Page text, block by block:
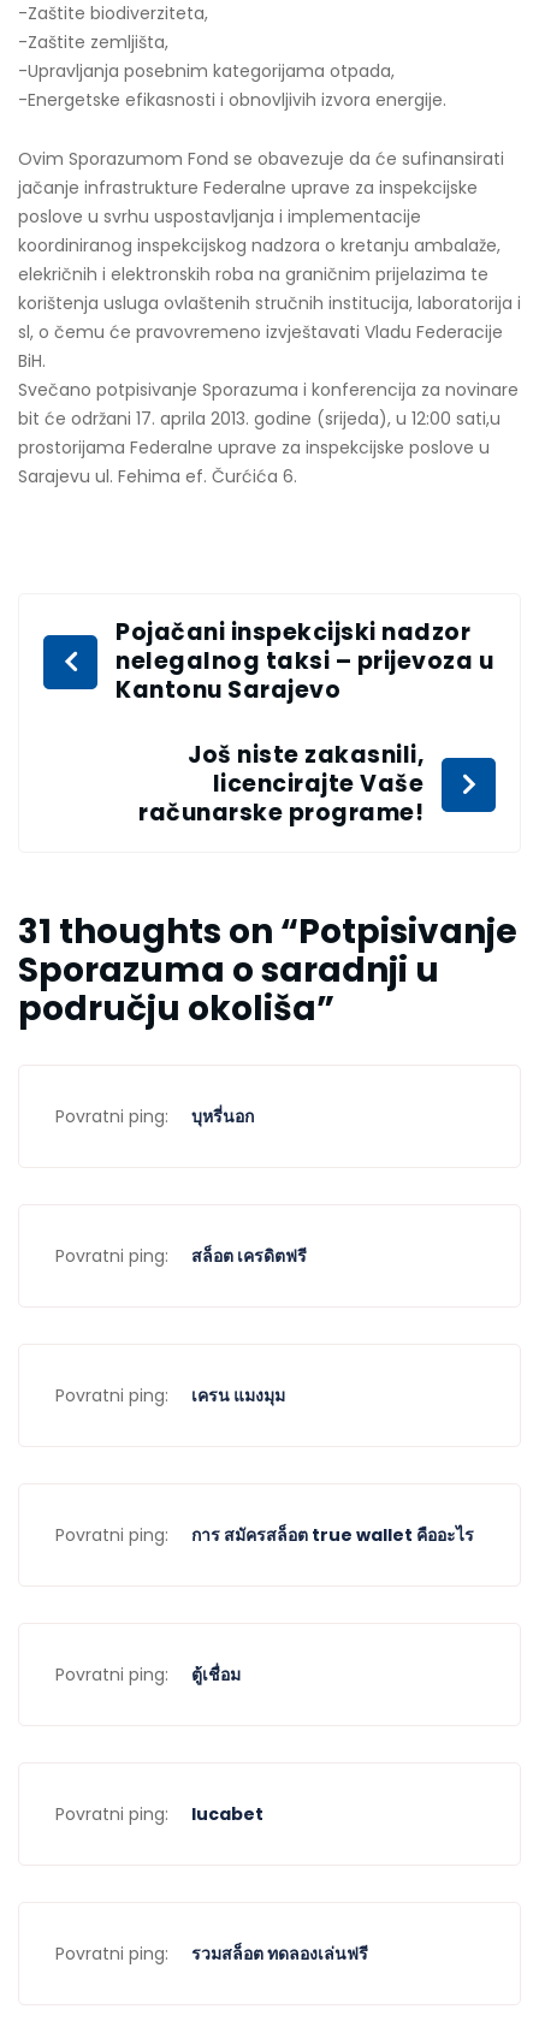
-Zaštite biodiverziteta,
-Zaštite zemljišta,
-Upravljanja posebnim kategorijama otpada,
-Energetske efikasnosti i obnovljivih izvora energije.
Ovim Sporazumom Fond se obavezuje da će sufinansirati
jačanje infrastrukture Federalne uprave za inspekcijske
poslove u svrhu uspostavljanja i implementacije
koordiniranog inspekcijskog nadzora o kretanju ambalaže,
elekričnih i elektronskih roba na graničnim prijelazima te
korištenja usluga ovlaštenih stručnih institucija, laboratorija i
sl, o čemu će pravovremeno izvještavati Vladu Federacije
BiH.
Svečano potpisivanje Sporazuma i konferencija za novinare
bit će održani 17. aprila 2013. godine (srijeda), u 12:00 sati,u
prostorijama Federalne uprave za inspekcijske poslove u
Sarajevu ul. Fehima ef. Čurćića 6.
Pojačani inspekcijski nadzor
nelegalnog taksi – prijevoza u
Kantonu Sarajevo
Još niste zakasnili,
licencirajte Vaše
računarske programe!
31 thoughts on “Potpisivanje
Sporazuma o saradnji u
području okoliša”
Povratni ping: บุหรี่นอก
Povratni ping: สล็อต เครดิตฟรี
Povratni ping: เครน แมงมุม
Povratni ping: การ สมัครสล็อต true wallet คืออะไร
Povratni ping: ตู้เชื่อม
Povratni ping: lucabet
Povratni ping: รวมสล็อต ทดลองเล่นฟรี